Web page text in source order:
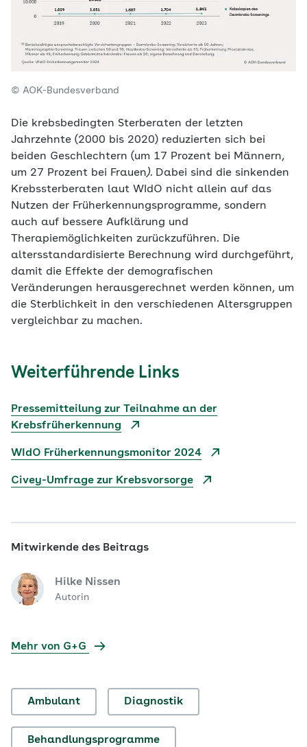
© AOK-Bundesverband
Die krebsbedingten Sterberaten der letzten
Jahrzehnte (2000 bis 2020) reduzierten sich bei
beiden Geschlechtern (um 17 Prozent bei Männern,
um 27 Prozent bei Frauen). Dabei sind die sinkenden
Krebssterberaten laut WIdO nicht allein auf das
Nutzen der Früherkennungsprogramme, sondern
auch auf bessere Aufklärung und
Therapiemöglichkeiten zurückzuführen. Die
altersstandardisierte Berechnung wird durchgeführt,
damit die Effekte der demografischen
Veränderungen herausgerechnet werden können, um
die Sterblichkeit in den verschiedenen Altersgruppen
vergleichbar zu machen.
Weiterführende Links
Pressemitteilung zur Teilnahme an der
Krebsfrüherkennung
WIdO Früherkennungsmonitor 2024
Civey-Umfrage zur Krebsvorsorge
Mitwirkende des Beitrags
Hilke Nissen
Autorin
Mehr von G+G
Ambulant Diagnostik
Behandlungsprogramme